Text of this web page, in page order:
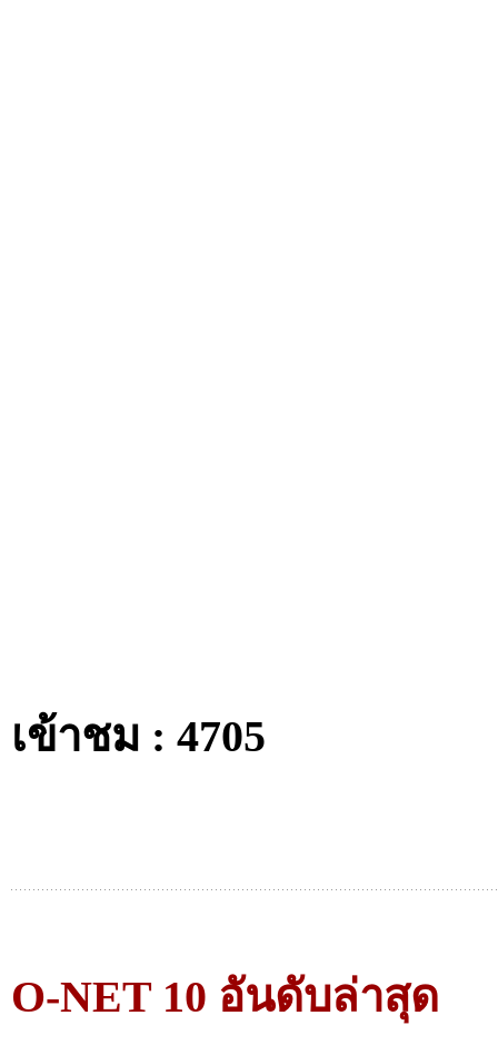
เข้าชม : 4705
O-NET 10 อันดับล่าสุด